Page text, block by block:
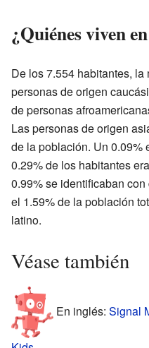
¿Quiénes viven
De los 7.554 habitantes,
personas de origen
de personas
Las personas de origen
de la población. Un 0.09%
0.29% de los habitantes
0.99% se identificaban
el 1.59% de la población
latino.
Véase también
En inglés: Signal